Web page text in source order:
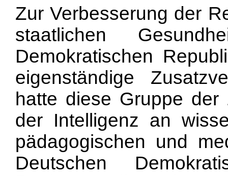
Zur Verbesserung der
staatlichen
Demokratischen
eigenständige
hatte diese Gruppe der
der Intelligenz an
pädagogischen und
Deutschen